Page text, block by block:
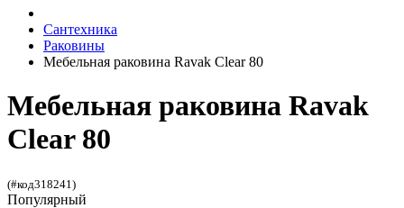
Сантехника
Раковины
Мебельная раковина Ravak Clear 80
Мебельная раковина Ravak
Clear 80
(#код318241)
Популярный